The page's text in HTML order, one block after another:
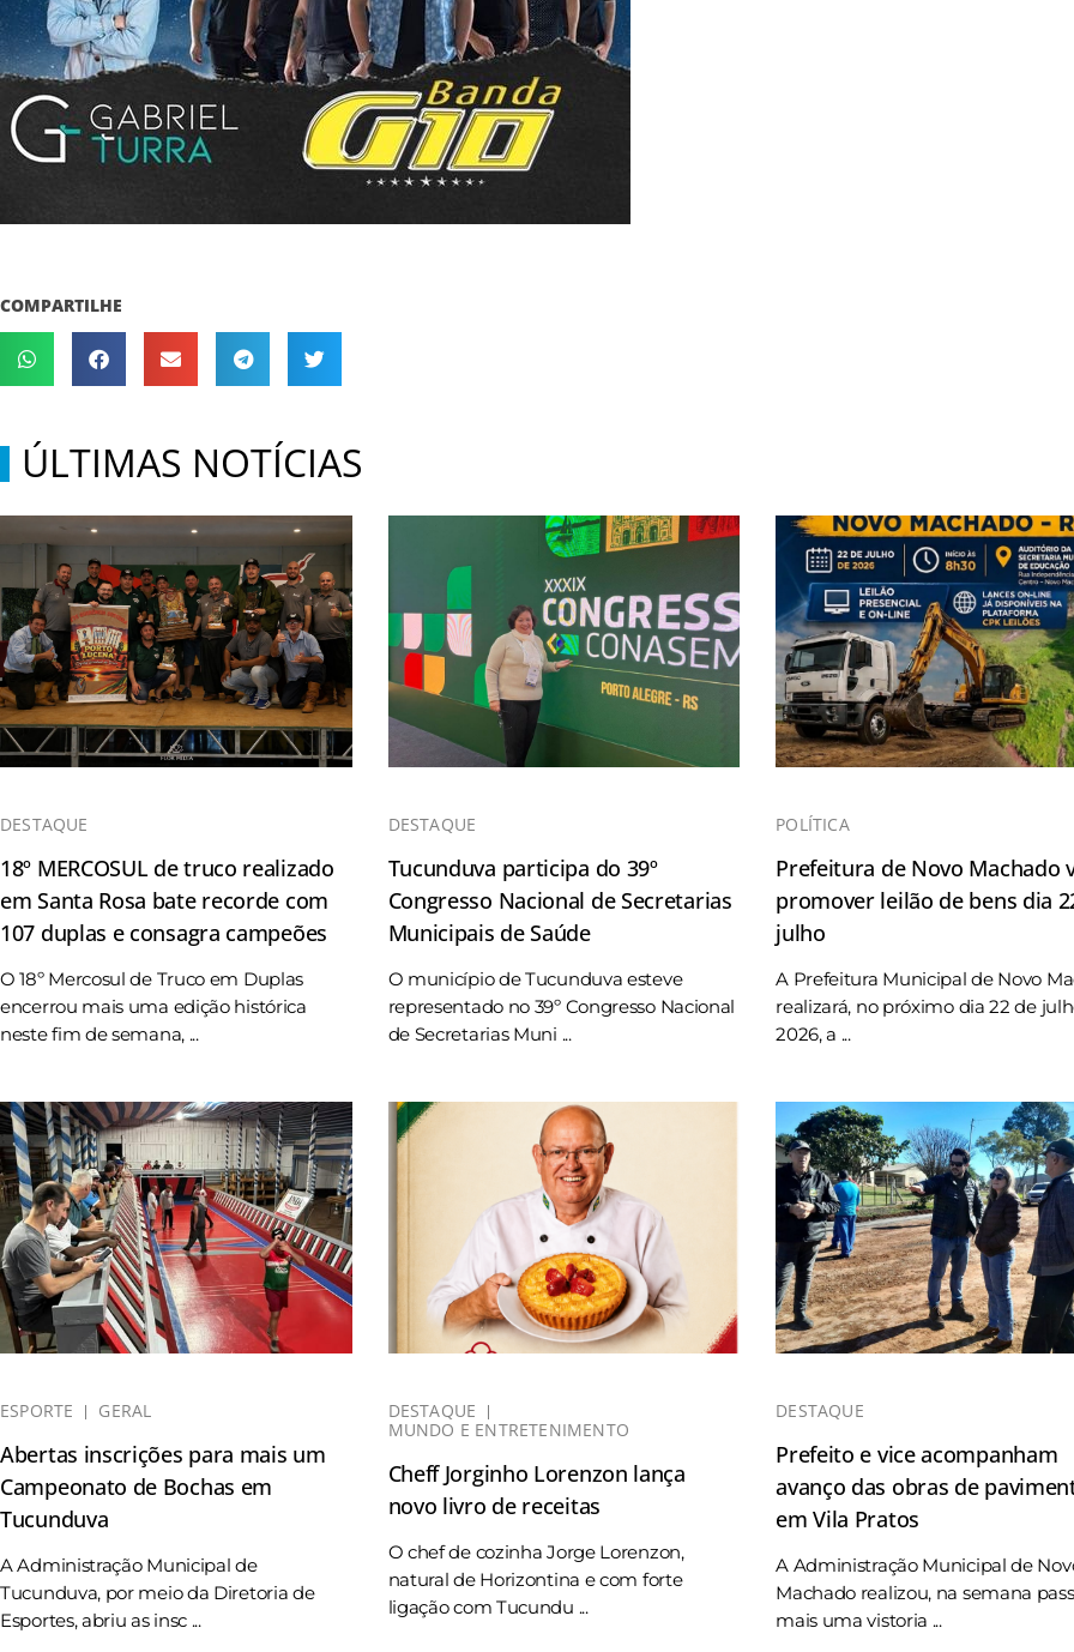
COMPARTILHE
ÚLTIMAS NOTÍCIAS
DESTAQUE
18º MERCOSUL de truco realizado
em Santa Rosa bate recorde com
107 duplas e consagra campeões
O 18º Mercosul de Truco em Duplas
encerrou mais uma edição histórica
neste fim de semana, ...
DESTAQUE
Tucunduva participa do 39º
Congresso Nacional de Secretarias
Municipais de Saúde
O município de Tucunduva esteve
representado no 39º Congresso Nacional
de Secretarias Muni ...
POLÍTICA
Prefeitura de Novo Machado
promover leilão de bens dia
julho
A Prefeitura Municipal de Novo
realizará, no próximo dia 22 de
2026, a ...
ESPORTE GERAL
Abertas inscrições para mais um
Campeonato de Bochas em
Tucunduva
A Administração Municipal de
Tucunduva, por meio da Diretoria de
Esportes, abriu as insc ...
DESTAQUE
MUNDO E ENTRETENIMENTO
Cheff Jorginho Lorenzon lança
novo livro de receitas
O chef de cozinha Jorge Lorenzon,
natural de Horizontina e com forte
ligação com Tucundu ...
DESTAQUE
Prefeito e vice acompanham
avanço das obras de
em Vila Pratos
A Administração Municipal de
Machado realizou, na semana
mais uma vistoria ...